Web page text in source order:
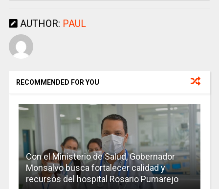
AUTHOR: PAUL
RECOMMENDED FOR YOU
Con el Ministerio de Salud, Gobernador
Monsalvo busca fortalecer calidad y
recursos del hospital Rosario Pumarejo